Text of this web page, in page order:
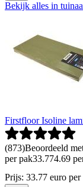
Bekijk alles in
Firstfloor Isoline
(873)Beoordeeld
per pak33.774.69
Prijs: 33.77 euro